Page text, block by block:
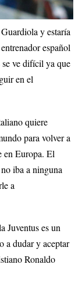
y estaría
español
ve difícil ya que
en el
quiere
para volver a
en Europa. El
iba a ninguna
a
Juventus es un
a dudar y aceptar
Ronaldo